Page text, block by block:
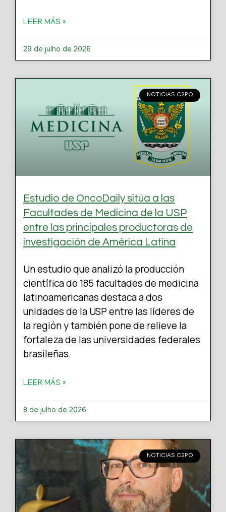
LEER MÁS »
29 de julho de 2026
NOTICIAS C2PO
Estudio de OncoDaily sitúa a las
Facultades de Medicina de la USP
entre las principales productoras de
investigación de América Latina
Un estudio que analizó la producción
científica de 185 facultades de medicina
latinoamericanas destaca a dos
unidades de la USP entre las líderes de
la región y también pone de relieve la
fortaleza de las universidades federales
brasileñas.
LEER MÁS »
8 de julho de 2026
NOTICIAS C2PO